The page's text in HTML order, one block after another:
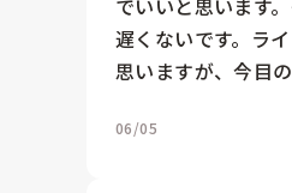
でいいと思います
遅くないです。ラ
思いますが、今目
06/05